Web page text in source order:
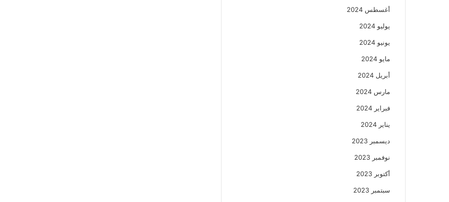
أغسطس 2024
يوليو 2024
يونيو 2024
مايو 2024
أبريل 2024
مارس 2024
فبراير 2024
يناير 2024
ديسمبر 2023
نوفمبر 2023
أكتوبر 2023
سبتمبر 2023